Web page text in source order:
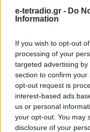
e-tetradio.gr - Do
Information
If you wish to opt-out
processing of your
targeted advertising
section to confirm
opt-out request is
interest-based ads
us or personal
your opt-out. You may
disclosure of your
(19-20) Στην
Νίκο
21.07.2026 - 14:53